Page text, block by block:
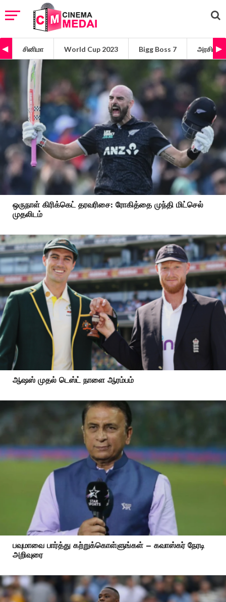
சினிமா World Cup 2023 Bigg Boss 7 அரசியல்
ஒருநாள் கிரிக்கெட் தரவரிசை: ரோகித்தை முந்தி மிட்செல்
முதலிடம்
ஆஷஸ் முதல் டெஸ்ட் நாளை ஆரம்பம்
பவுமாவை பார்த்து கற்றுக்கொள்ளுங்கள் – கவாஸ்கர் நேரடி
அறிவுரை